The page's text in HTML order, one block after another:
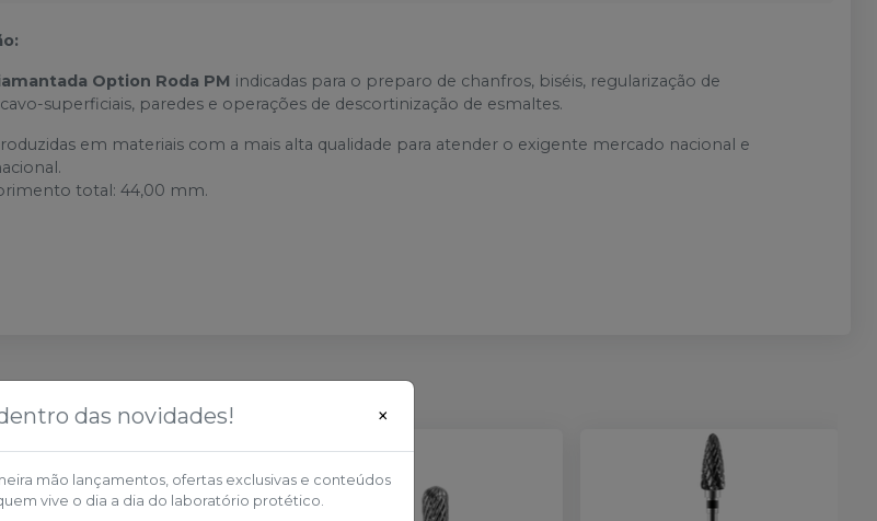
Option Roda PM indicadas para o preparo de chanfros, biséis, regularização de
superficiais, paredes e operações de descortinização de esmaltes.
em materiais com a mais alta qualidade para atender o exigente mercado nacional e
total: 44,00 mm.
das novidades! ×
mão lançamentos, ofertas exclusivas e conteúdos
vive o dia a dia do laboratório protético.